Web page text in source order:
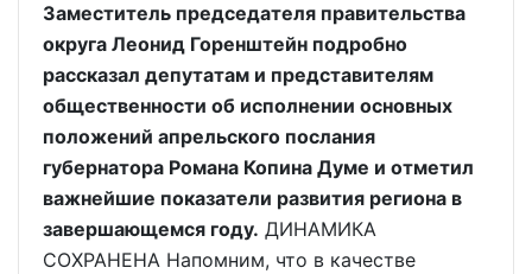
Заместитель председателя правительства
округа Леонид Горенштейн подробно
рассказал депутатам и представителям
общественности об исполнении основных
положений апрельского послания
губернатора Романа Копина Думе и отметил
важнейшие показатели развития региона в
завершающемся году. ДИНАМИКА
СОХРАНЕНА Напомним, что в качестве